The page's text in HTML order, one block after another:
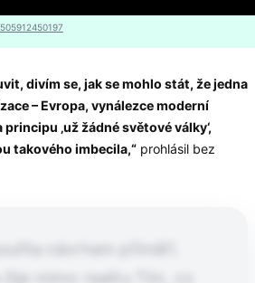
divím se, jak se mohlo stát, že jedna
– Evropa, vynálezce moderní
‚už žádné světové války‘,
takového imbecila,“ prohlásil bez